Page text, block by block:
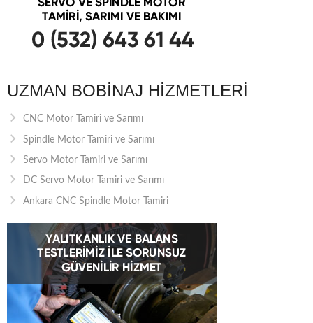
UZMAN BOBINAJ HIZMETLERI
CNC Motor Tamiri ve Sarımı
Spindle Motor Tamiri ve Sarımı
Servo Motor Tamiri ve Sarımı
DC Servo Motor Tamiri ve Sarımı
Ankara CNC Spindle Motor Tamiri